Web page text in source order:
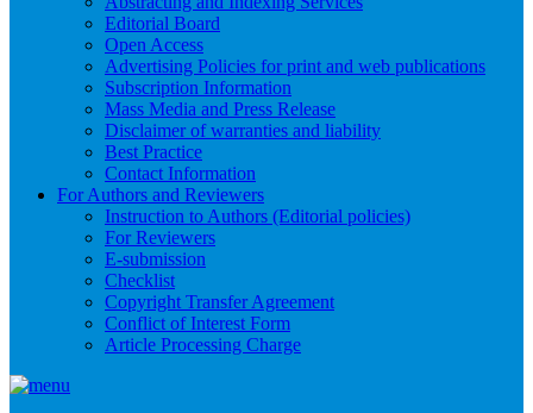
Editorial Board
Open Access
Advertising Policies for print and web publications
Subscription Information
Mass Media and Press Release
Disclaimer of warranties and liability
Best Practice
Contact Information
For Authors and Reviewers
Instruction to Authors (Editorial policies)
For Reviewers
E-submission
Checklist
Copyright Transfer Agreement
Conflict of Interest Form
Article Processing Charge